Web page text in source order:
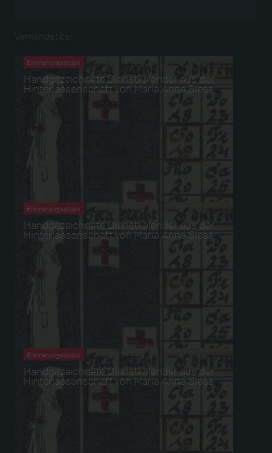
Verwendet bei
Erinnerungsstück
Handgezeichnete Dienstkalender aus der
Hinterlassenschaft von Maria Anna Siess
Erinnerungsstück
Handgezeichnete Dienstkalender aus der
Hinterlassenschaft von Maria Anna Siess
Erinnerungsstück
Handgezeichnete Dienstkalender aus der
Hinterlassenschaft von Maria Anna Siess